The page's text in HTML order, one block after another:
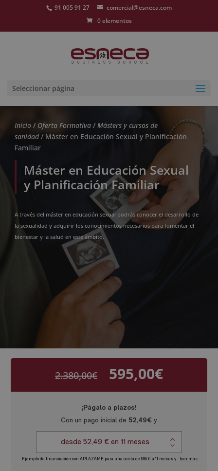
91 005 91 27
comercial@esneca.com
0 elementos
Seleccionar página
Inicio / Oferta Formativa / Másters y cursos de
sanidad/ Máster en Educación Sexual y Planificación
Familiar
Máster en Educación Sexual
y Planificación Familiar
A través del máster en educación sexual podrás conocer el desarrollo de
la sexualidad y adquirir los conocimientos necesarios para fomentar el
bienestar y la salud en este ámbito.
2.380,00€
era:
2.380,00€.
595,00€El